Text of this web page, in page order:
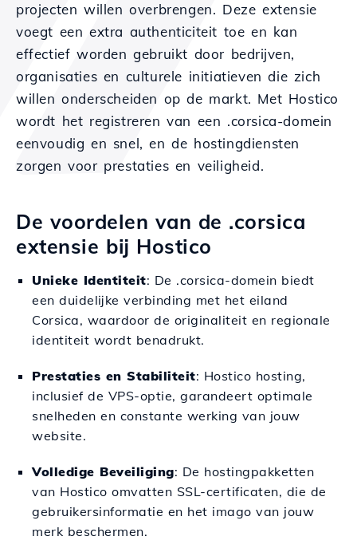
projecten willen overbrengen. Deze extensie
voegt een extra authenticiteit toe en kan
effectief worden gebruikt door bedrijven,
organisaties en culturele initiatieven die zich
willen onderscheiden op de markt. Met Hostico
wordt het registreren van een .corsica-domein
eenvoudig en snel, en de hostingdiensten
zorgen voor prestaties en veiligheid.
De voordelen van de .corsica
extensie bij Hostico
Unieke Identiteit: De .corsica-domein biedt
een duidelijke verbinding met het eiland
Corsica, waardoor de originaliteit en regionale
identiteit wordt benadrukt.
Prestaties en Stabiliteit: Hostico hosting,
inclusief de VPS-optie, garandeert optimale
snelheden en constante werking van jouw
website.
Volledige Beveiliging: De hostingpakketten
van Hostico omvatten SSL-certificaten, die de
gebruikersinformatie en het imago van jouw
merk beschermen.